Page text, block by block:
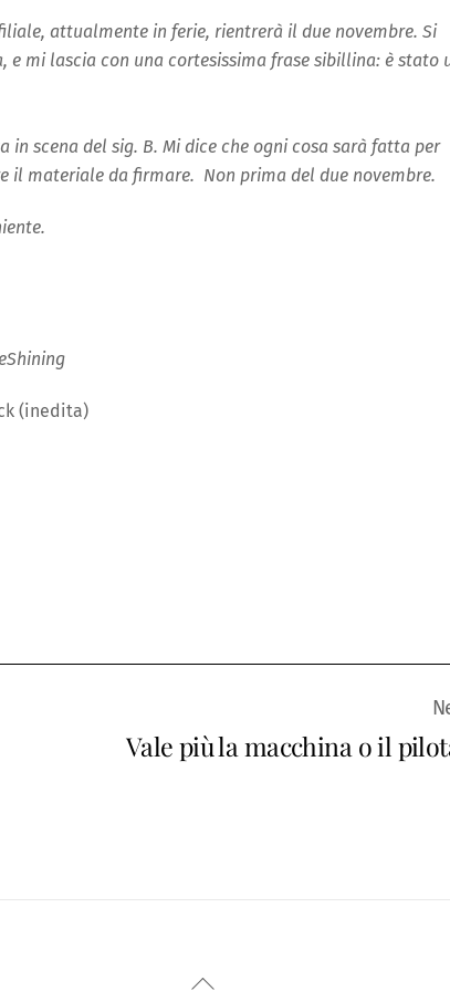
attualmente in ferie, rientrerà il due novembre. Si
mi lascia con una cortesissima frase sibillina: è stato
scena del sig. B. Mi dice che ogni cosa sarà fatta per
il materiale da firmare. Non prima del due novembre.
(inedita)
Vale più la macchina o il
Back